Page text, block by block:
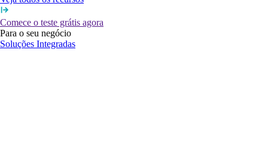
Comece o teste grátis agora
Para o seu negócio
Soluções Integradas